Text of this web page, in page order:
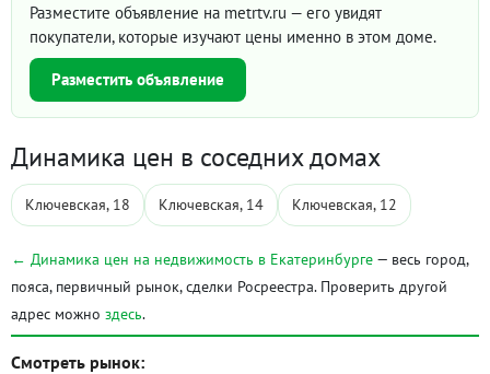
Разместите объявление на metrtv.ru — его увидят
покупатели, которые изучают цены именно в этом доме.
Разместить объявление
Динамика цен в соседних домах
Ключевская, 18 Ключевская, 14 Ключевская, 12
← Динамика цен на недвижимость в Екатеринбурге — весь город,
пояса, первичный рынок, сделки Росреестра. Проверить другой
адрес можно здесь.
Смотреть рынок: